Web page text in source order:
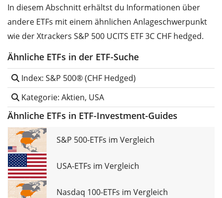
In diesem Abschnitt erhältst du Informationen über
andere ETFs mit einem ähnlichen Anlageschwerpunkt
wie der Xtrackers S&P 500 UCITS ETF 3C CHF hedged.
Ähnliche ETFs in der ETF-Suche
Index: S&P 500® (CHF Hedged)
Kategorie: Aktien, USA
Ähnliche ETFs in ETF-Investment-Guides
S&P 500-ETFs im Vergleich
USA-ETFs im Vergleich
Nasdaq 100-ETFs im Vergleich